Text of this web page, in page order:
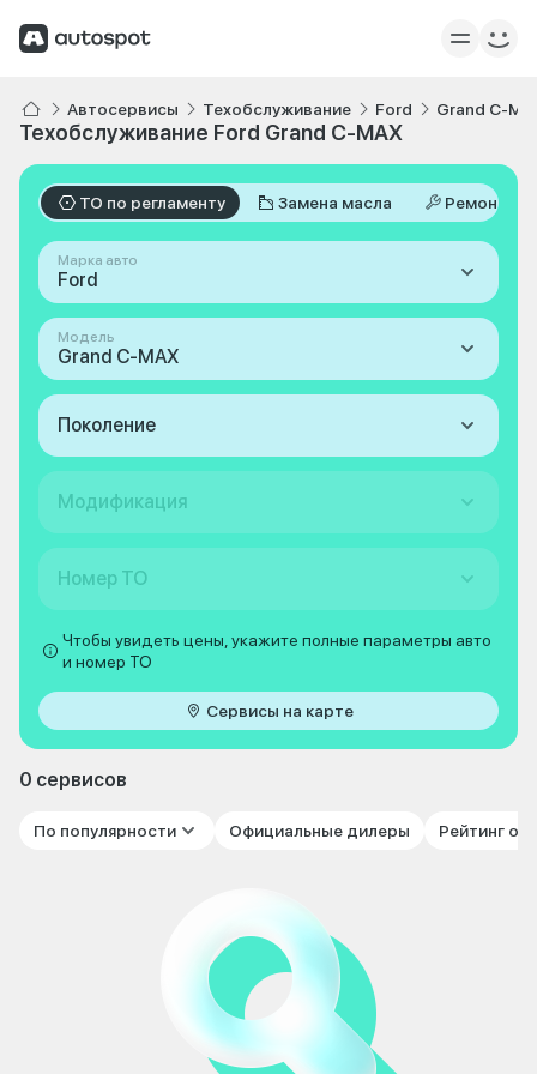
Автосервисы Техобслуживание Ford Grand C-
Техобслуживание Ford Grand C-MAX
ТО по регламенту Замена масла Ремонт
Марка авто
Ford
Модель
Grand C-MAX
Поколение
Модификация
Номер ТО
Чтобы увидеть цены, укажите полные параметры авто
и номер ТО
Сервисы на карте
0 сервисов
По популярности Официальные дилеры Рейтинг